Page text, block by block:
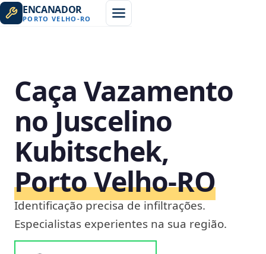
ENCANADOR
PORTO VELHO -RO
Caça Vazamento
no Juscelino
Kubitschek,
Porto Velho‑RO
Identificação precisa de infiltrações.
Especialistas experientes na sua região.